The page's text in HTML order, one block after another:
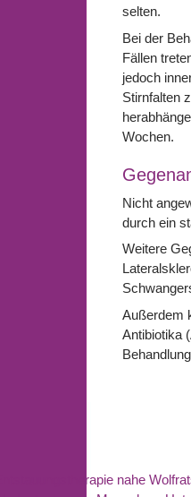
selten.
Bei der
Fällen
jedoch
Stirnfalten
Wochen.
Nicht
durch ein
Weitere
Außerdem
Antibiotika
Entstauungstherapie nahe